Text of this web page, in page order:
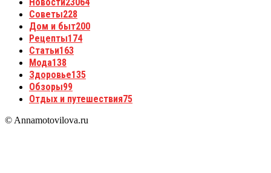
Советы228
Дом и быт200
Рецепты174
Статьи163
Мода138
Здоровье135
Обзоры99
Отдых и путешествия75
© Annamotovilova.ru